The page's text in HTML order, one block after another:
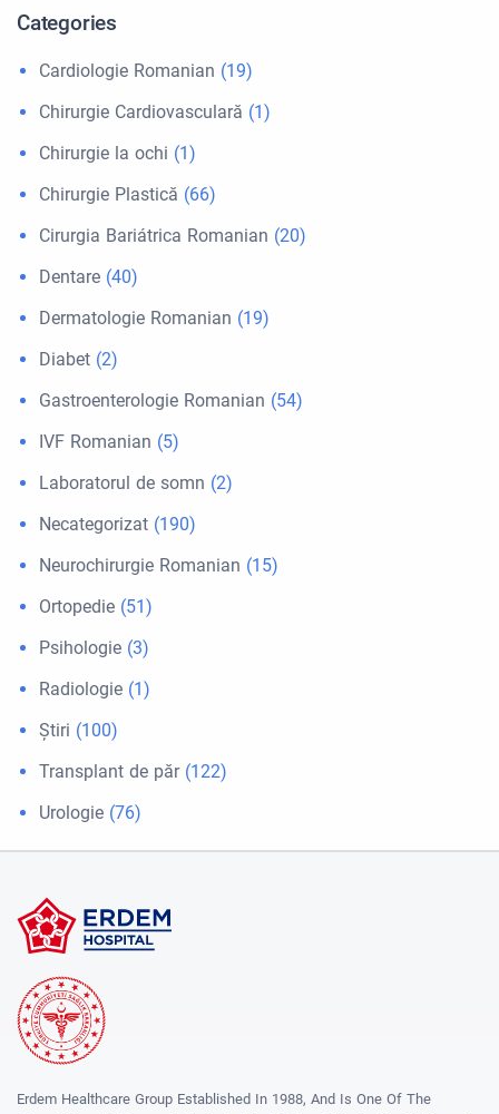
Categories
Cardiologie Romanian (19)
Chirurgie Cardiovasculară (1)
Chirurgie la ochi (1)
Chirurgie Plastică (66)
Cirurgia Bariátrica Romanian (20)
Dentare (40)
Dermatologie Romanian (19)
Diabet (2)
Gastroenterologie Romanian (54)
IVF Romanian (5)
Laboratorul de somn (2)
Necategorizat (190)
Neurochirurgie Romanian (15)
Ortopedie (51)
Psihologie (3)
Radiologie (1)
Ştiri (100)
Transplant de păr(122)
Urologie (76)
Erdem Healthcare Group Established In 1988, And Is One Of The